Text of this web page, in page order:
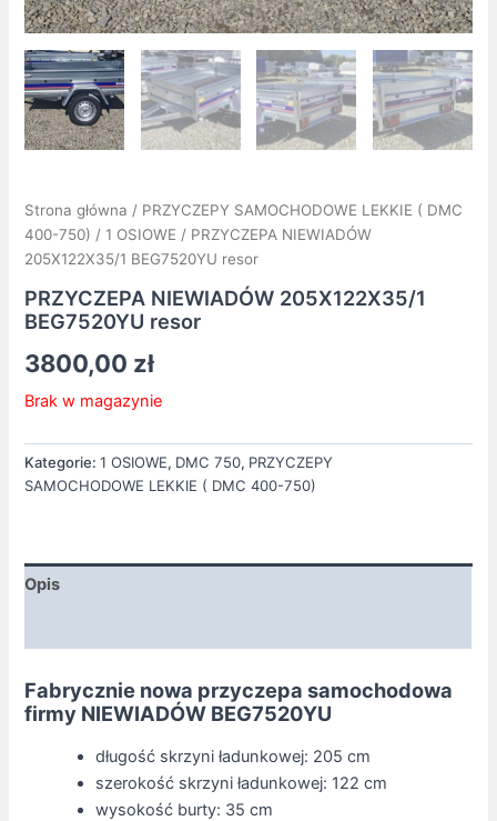
Strona główna / PRZYCZEPY SAMOCHODOWE LEKKIE ( DMC
400-750) /1 OSIOWE / PRZYCZEPA NIEWIADÓW
205X122X35/1 BEG7520YU resor
PRZYCZEPA NIEWIADÓW 205X122X35/1
BEG7520YU resor
3800,00 zł
Brak w magazynie
Kategorie:1 OSIOWE, DMC 750, PRZYCZEPY
SAMOCHODOWE LEKKIE ( DMC 400-750)
Opis
Fabrycznie nowa przyczepa samochodowa
firmy NIEWIADÓW BEG7520YU
długość skrzyni ładunkowej: 205 cm
szerokość skrzyni ładunkowej: 122 cm
wysokość burty: 35 cm